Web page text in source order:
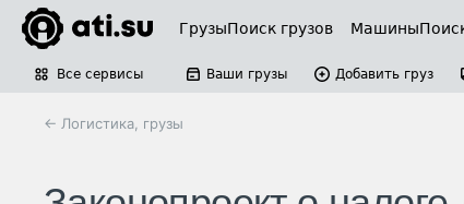
ГрузыПоиск грузов Машины
Все сервисы Ваши грузы Добавить груз
← Логистика, грузы